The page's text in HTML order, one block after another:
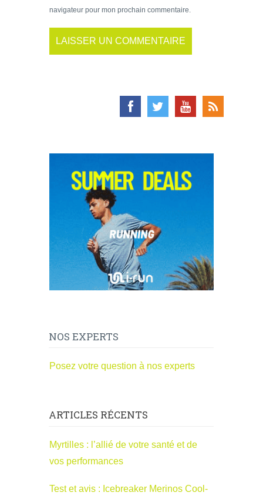
navigateur pour mon prochain commentaire.
NOS EXPERTS
Posez votre question à nos experts
ARTICLES RÉCENTS
Myrtilles : l’allié de votre santé et de
vos performances
Test et avis : Icebreaker Merinos Cool-